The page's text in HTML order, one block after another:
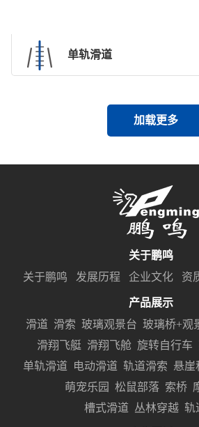
单轨滑道
加载更多
关于鹏鸣
关于鹏鸣
发展历程 企业文化 资
产品展示
滑道 滑索 玻璃观景台 玻璃桥+观
滑翔飞艇 滑翔飞舱 旋转自行车
单轨滑道
电动滑道 轨道滑索 悬崖
萌宠乐园
松鼠部落 索桥
槽式滑道 丛林穿越 轨